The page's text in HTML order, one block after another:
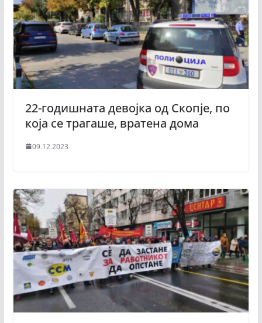
22-годишната девојка од Скопје, по
која се трагаше, вратена дома
09.12.2023